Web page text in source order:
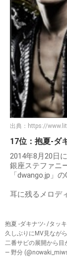
出典： https://
17位：抱夏-ダ
2014年8月20日
銀座ステファニ
「dwango.jp」
耳に残るメロデ
抱夏 -ダキナツ- /タッ
久しぶりにMV見なが
二番サビの展開から目
— 野分